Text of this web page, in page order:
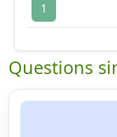
1
Questions